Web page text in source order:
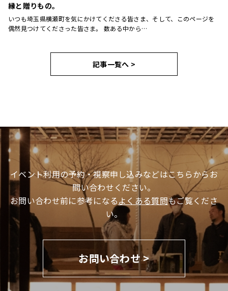
縁と贈りもの。
いつも埼玉県横瀬町を気にかけてくださる皆さま、そして、このページを
偶然見つけてくださった皆さま。 数ある中から…
記事一覧へ >
イベント利用の予約・視察申し込みなどはこちらからお
問い合わせください。
お問い合わせ前に参考になるよくある質問もご覧くださ
い。
お問い合わせ >